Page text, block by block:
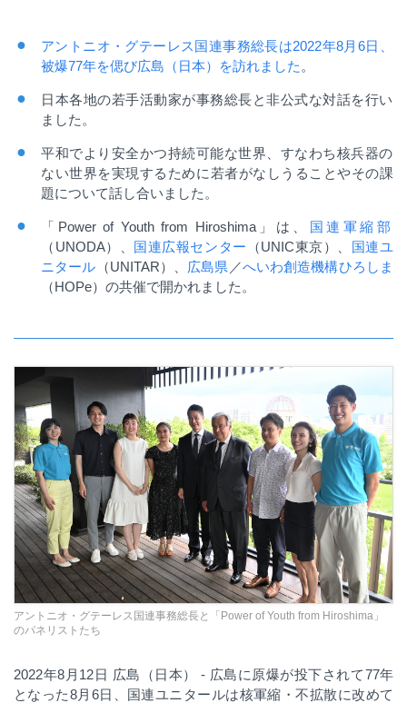
アントニオ・グテーレス国連事務総長は2022年8月6日、
被爆77年を偲び広島（日本）を訪れました 。
日本各地の若手活動家が事務総長と非公式な対話を行い
ました。
平和でより安全かつ持続可能な世界、すなわち核兵器の
ない世界を実現するために若者がなしうることやその課
題について話し合いました。
「 Power of Youth from Hiroshima」は、 国連軍縮部
（ UNODA）、 国連広報センター （UNIC東京）、 国連ユ
ニタール （UNITAR）、 広島県 ／へいわ創造機構ひろしま
（HOPe）の共催で開かれました。
アントニオ・グテーレス国連事務総長と「Power of Youth from Hiroshima」
のパネリストたち
2022年8 月 12日 広島（日本）
- 広島に原爆が投下されて77年
となった8月6日、国連ユニタールは核軍縮・不拡散に改めて